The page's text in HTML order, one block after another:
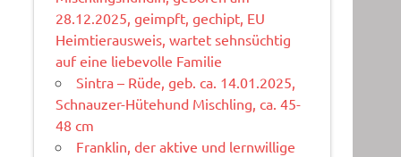
28.12.2025, geimpft, gechipt, EU
Heimtierausweis, wartet sehnsüchtig
auf eine liebevolle Familie
Sintra – Rüde, geb. ca. 14.01.2025,
Schnauzer-Hütehund Mischling, ca. 45-
48 cm
Franklin, der aktive und lernwillige